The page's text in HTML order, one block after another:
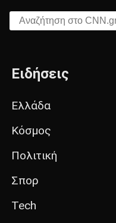
Αναζήτηση στο CNN.gr
Ειδήσεις
Ελλάδα
Κόσμος
Πολιτική
Σπορ
Tech